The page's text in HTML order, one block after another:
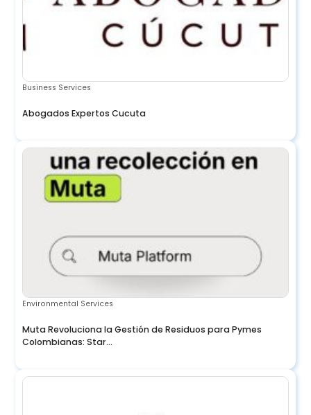
Business Services
Abogados Expertos Cucuta
Environmental Services
Muta Revoluciona la Gestión de Residuos para Pymes
Colombianas: Star...